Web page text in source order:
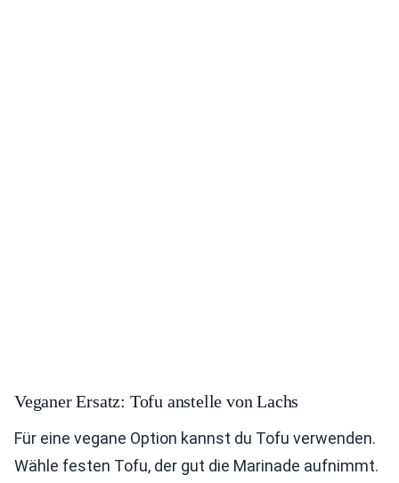
Veganer Ersatz: Tofu anstelle von Lachs
Für eine vegane Option kannst du Tofu verwenden.
Wähle festen Tofu, der gut die Marinade aufnimmt.